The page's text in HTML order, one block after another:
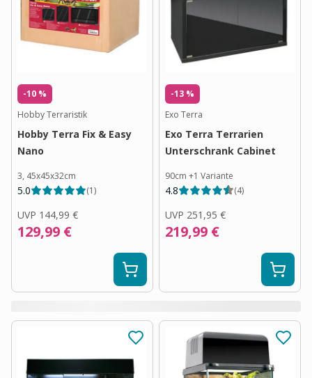
-10 %
Hobby Terraristik
Hobby Terra Fix & Easy
Nano
3, 45x45x32cm
5.0 (1)
UVP 144,99 €
129,99 €
-13 %
Exo Terra
Exo Terra Terrarien
Unterschrank Cabinet
90cm +1 Variante
4.8 (4)
UVP 251,95 €
219,99 €